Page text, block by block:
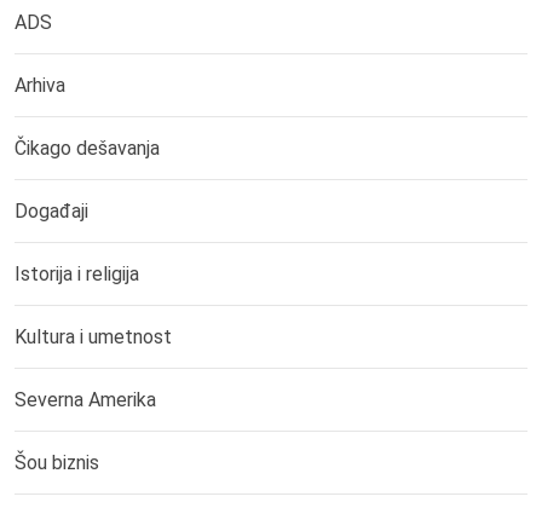
ADS
Arhiva
Čikago dešavanja
Događaji
Istorija i religija
Kultura i umetnost
Severna Amerika
Šou biznis